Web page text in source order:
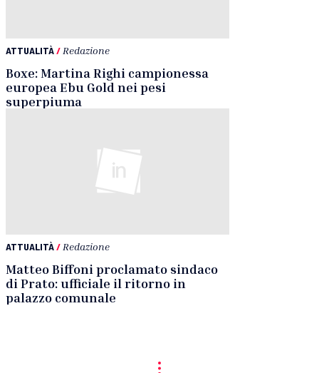
ATTUALITÀ/ Redazione
Boxe: Martina Righi campionessa
europea Ebu Gold nei pesi
superpiuma
ATTUALITÀ/ Redazione
Matteo Biffoni proclamato sindaco
di Prato: ufficiale il ritorno in
palazzo comunale